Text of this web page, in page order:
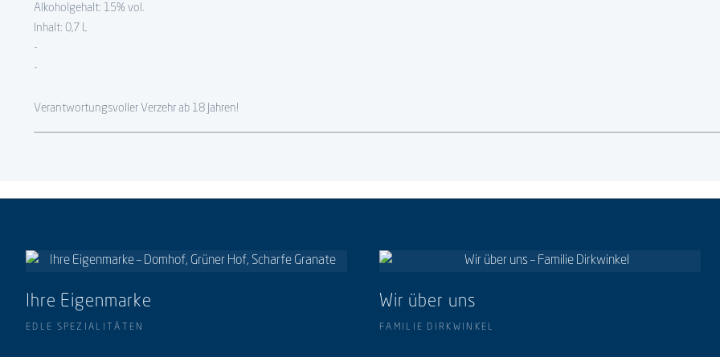
Alkoholgehalt: 15% vol.
Inhalt: 0,7 L
-
-
Verantwortungsvoller Verzehr ab 18 Jahren!
Ihre Eigenmarke
EDLE SPEZIALITÄTEN
Wir über uns
FAMILIE DIRKWINKEL